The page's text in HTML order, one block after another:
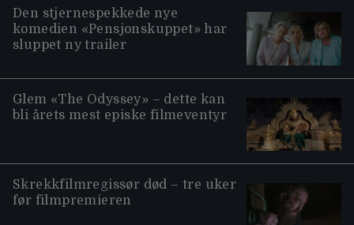
Den stjernespekkede nye
komedien «Pensjonskuppet» har
sluppet ny trailer
Glem «The Odyssey» – dette kan
bli årets mest episke filmeventyr
Skrekkfilmregissør død – tre uker
før filmpremieren